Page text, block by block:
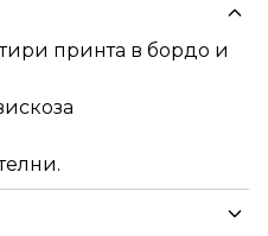
принта в бордо и